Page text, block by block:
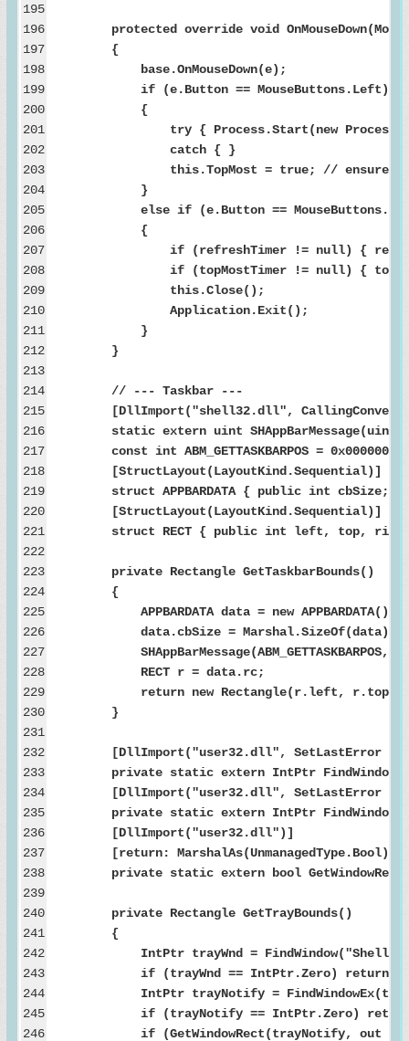
195
196
197
198
199
200
201
202
203
204
205
206
207
208
209
210
211
212
213
214
215
216
217
218
219
220
221
222
223
224
225
226
227
228
229
230
231
232
233
234
235
236
237
238
239
240
241
242
243
244
245
246
protected override void
{
base.OnMouseDown(e);
if (e.Button == MouseButtons.Left)
{
try { Process.Start(new
catch { }
this.TopMost = true; // ensure
}
else if (e.Button ==
{
if (refreshTimer != null) {
if (topMostTimer != null) {
this.Close();
Application.Exit();
}
}
// --- Taskbar ---
[DllImport("shell32.dll", CallingConvention
static extern uint SHAppBarMessage(uint
const int ABM_GETTASKBARPOS =
[StructLayout(LayoutKind.Sequential)]
struct APPBARDATA { public int cbSize;
[StructLayout(LayoutKind.Sequential)]
struct RECT { public int left, top, right,
private Rectangle GetTaskbarBounds()
{
APPBARDATA data = new APPBARDATA();
data.cbSize = Marshal.SizeOf(data);
SHAppBarMessage(ABM_GETTASKBARPOS,
RECT r = data.rc;
return new Rectangle(r.left, r.top,
}
[DllImport("user32.dll", SetLastError =
private static extern IntPtr
[DllImport("user32.dll", SetLastError =
private static extern IntPtr
[DllImport("user32.dll")]
[return: MarshalAs(UnmanagedType.Bool)]
private static extern bool
private Rectangle GetTrayBounds()
{
IntPtr trayWnd =
if (trayWnd == IntPtr.Zero) return
IntPtr trayNotify =
if (trayNotify == IntPtr.Zero) return
if (GetWindowRect(trayNotify, out